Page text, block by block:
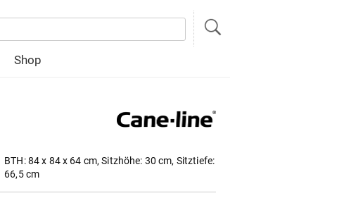
Shop
BTH: 84 x 84 x 64 cm, Sitzhöhe: 30 cm, Sitztiefe:
66,5 cm